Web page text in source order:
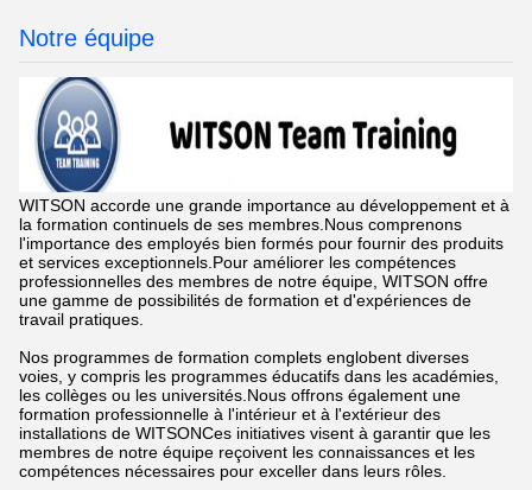
Notre équipe
WITSON accorde une grande importance au développement et à
la formation continuels de ses membres.Nous comprenons
l'importance des employés bien formés pour fournir des produits
et services exceptionnels.Pour améliorer les compétences
professionnelles des membres de notre équipe, WITSON offre
une gamme de possibilités de formation et d'expériences de
travail pratiques.
Nos programmes de formation complets englobent diverses
voies, y compris les programmes éducatifs dans les académies,
les collèges ou les universités.Nous offrons également une
formation professionnelle à l'intérieur et à l'extérieur des
installations de WITSONCes initiatives visent à garantir que les
membres de notre équipe reçoivent les connaissances et les
compétences nécessaires pour exceller dans leurs rôles.